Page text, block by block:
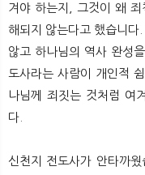
겨야 하는지, 그것이 왜 죄
해되지 않는다고 했습니다
않고 하나님의 역사 완성
도사라는 사람이 개인적
나님께 죄짓는 것처럼 여
다.
신천지 전도사가 안타까